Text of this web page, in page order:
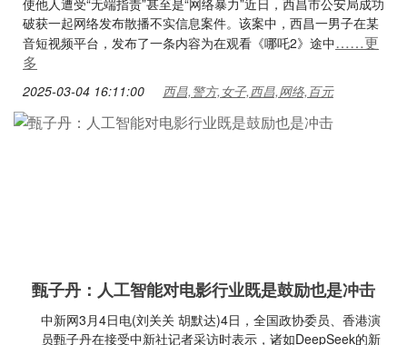
使他人遭受“无端指责”甚至是“网络暴力”近日，西昌市公安局成功
破获一起网络发布散播不实信息案件。该案中，西昌一男子在某
音短视频平台，发布了一条内容为在观看《哪吒2》途中……更
多
2025-03-04 16:11:00 西昌,警方,女子,西昌,网络,百元
甄子丹：人工智能对电影行业既是鼓励也是冲击
中新网3月4日电(刘关关 胡默达)4日，全国政协委员、香港演
员甄子丹在接受中新社记者采访时表示，诸如DeepSeek的新